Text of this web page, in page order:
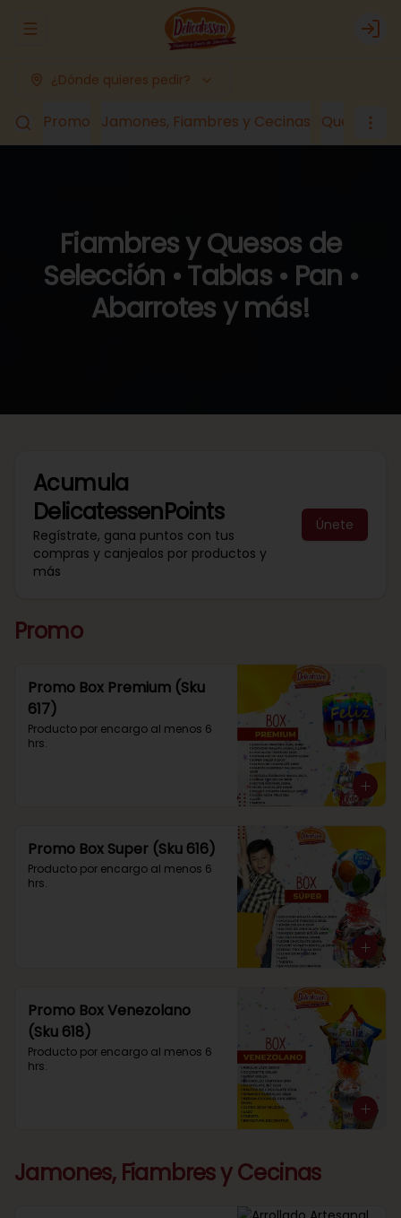
Abrir menu de navegación Login
¿Dónde quieres pedir?
Promo Jamones, Fiambres y Cecinas Quesos
Fiambres y Quesos de
Selección • Tablas • Pan •
Abarrotes y más!
Acumula
DelicatessenPoints
Regístrate, gana puntos con tus
compras y canjealos por productos y
más
Únete
Promo
Promo Box Premium (Sku
617)
Producto por encargo al menos 6
hrs.
Promo Box Super (Sku 616)
Producto por encargo al menos 6
hrs.
Promo Box Venezolano
(Sku 618)
Producto por encargo al menos 6
hrs.
Jamones, Fiambres y Cecinas